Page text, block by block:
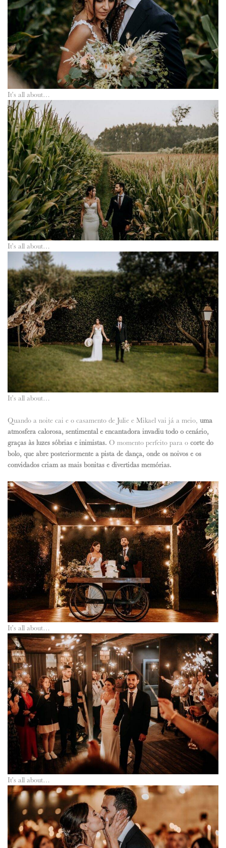
It’s all about…
It’s all about…
It’s all about…
Quando a noite cai e o casamento de Julie e Mikael vai já a meio, uma
atmosfera calorosa, sentimental e encantadora invadiu todo o cenário,
graças às luzes sóbrias e inimistas. O momento perfeito para o corte do
bolo, que abre posteriormente a pista de dança, onde os noivos e os
convidados criam as mais bonitas e divertidas memórias.
It’s all about…
It’s all about…